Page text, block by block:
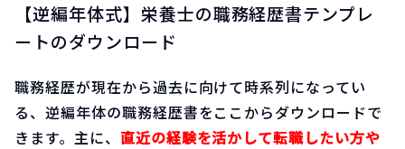
【逆編年体式】栄養士の職務経歴書テンプレ
ートのダウンロード
職務経歴が現在から過去に向けて時系列になってい
る、逆編年体の職務経歴書をここからダウンロードで
きます。主に、 直近の経験を活かして転職したい方や